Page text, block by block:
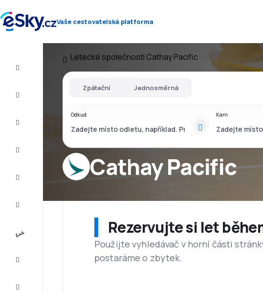
Vaše cestovatelská platforma
Letecké společnosti Cathay Pacific
Cathay Pacific
Zpáteční Jednosměrná
Odkud Kam
Rezervujte si let
Použijte vyhledávač v horní části
postaráme o zbytek.